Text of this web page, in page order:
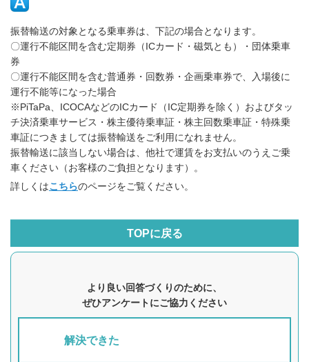
振替輸送の対象となる乗車券は、下記の場合となります。
〇運行不能区間を含む定期券（ICカード・磁気とも）・団体乗車
券
〇運行不能区間を含む普通券・回数券・企画乗車券で、入場後に
運行不能等になった場合
※PiTaPa、ICOCAなどのICカード（IC定期券を除く）およびタッ
チ決済乗車サービス・株主優待乗車証・株主回数乗車証・特殊乗
車証につきましては振替輸送をご利用になれません。
振替輸送に該当しない場合は、他社で運賃をお支払いのうえご乗
車ください（お客様のご負担となります）。
詳しくはこちらのページをご覧ください。
TOPに戻る
より良い回答づくりのために、
ぜひアンケートにご協力ください
解決できた